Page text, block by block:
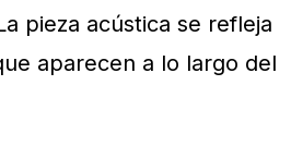
pieza acústica se refleja
aparecen a lo largo del